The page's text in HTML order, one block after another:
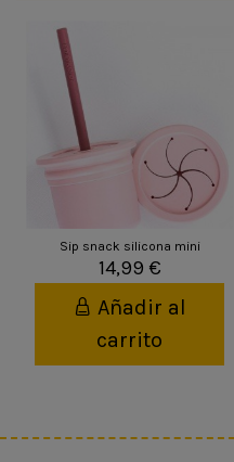
Sip snack silicona mini
14,99 €
Añadir al
carrito